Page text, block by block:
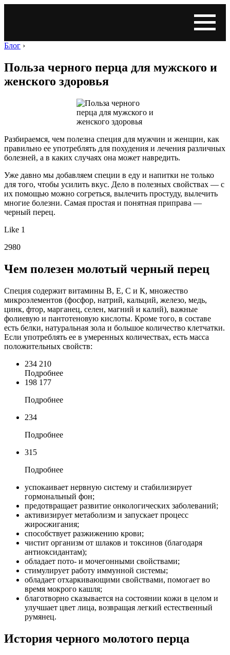
Блог ›
Польза черного перца для мужского и
женского здоровья
Разбираемся, чем полезна специя для мужчин и женщин, как
правильно ее употреблять для похудения и лечения различных
болезней, а в каких случаях она может навредить.
Уже давно мы добавляем специи в еду и напитки не только
для того, чтобы усилить вкус. Дело в полезных свойствах — с
их помощью можно согреться, вылечить простуду, вылечить
многие болезни. Самая простая и понятная приправа —
черный перец.
Like 1
2980
Чем полезен молотый черный перец
Специя содержит витамины В, Е, С и К, множество
микроэлементов (фосфор, натрий, кальций, железо, медь,
цинк, фтор, марганец, селен, магний и калий), важные
фолиевую и пантотеновую кислоты. Кроме того, в составе
есть белки, натуральная зола и большое количество клетчатки.
Если употреблять ее в умеренных количествах, есть масса
положительных свойств:
234 210
Подробнее
198 177
Подробнее
234
Подробнее
315
Подробнее
успокаивает нервную систему и стабилизирует
гормональный фон;
предотвращает развитие онкологических заболеваний;
активизирует метаболизм и запускает процесс
жиросжигания;
способствует разжижению крови;
чистит организм от шлаков и токсинов (благодаря
антиоксидантам);
обладает пото- и мочегонными свойствами;
стимулирует работу иммунной системы;
обладает отхаркивающими свойствами, помогает во
время мокрого кашля;
благотворно сказывается на состоянии кожи в целом и
улучшает цвет лица, возвращая легкий естественный
румянец.
История черного молотого перца